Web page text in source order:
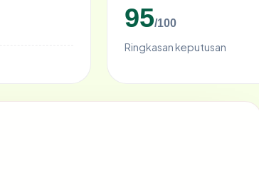
95/100
Ringkasan keputusan